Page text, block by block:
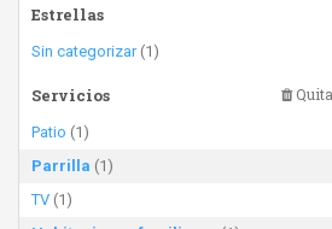
Estrellas
Sin categorizar(1)
Servicios
Patio (1)
Parrilla (1)
TV (1)